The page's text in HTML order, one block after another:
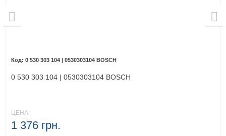
0 530 303 104 | 0530303104 BOSCH
0 530 303 104 | 0530303104 BOSCH
ЦЕНА:
1 376 грн.